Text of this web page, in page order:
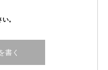
。